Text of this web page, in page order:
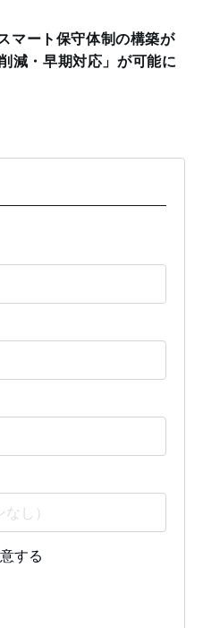
マート保守体制の構築が
減・早期対応」が可能に
する